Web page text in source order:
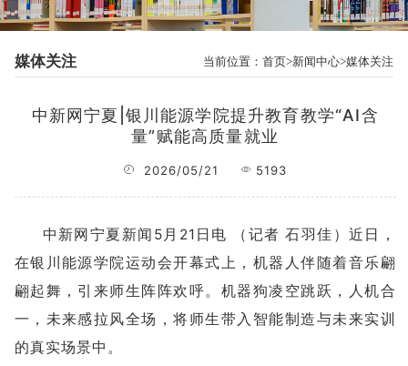
媒体关注 当前位置：首页 新闻中心 媒体关注
中新网宁夏|银川能源学院提升教育教学“AI含
量”赋能高质量就业
2026/05/21 5193
中新网宁夏新闻5月21日电 （记者 石羽佳）近日，
在银川能源学院运动会开幕式上，机器人伴随着音乐翩
翩起舞，引来师生阵阵欢呼。机器狗凌空跳跃，人机合
一，未来感拉风全场，将师生带入智能制造与未来实训
的真实场景中。